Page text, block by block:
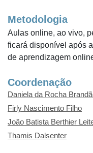
Metodologia
Aulas online, ao vivo,
ficará disponível após
de aprendizagem
Coordenação
Daniela da Rocha
Firly Nascimento Filho
João Batista Berthier
Thamis Dalsenter